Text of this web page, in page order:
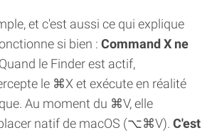
et c'est aussi ce qui explique
si bien : Command X ne
le Finder est actif,
le ⌘X et exécute en réalité
Au moment du ⌘V, elle
natif de macOS (⌥⌘V). C'est